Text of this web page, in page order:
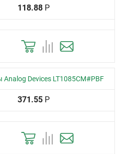
118.88 Р
Devices LT1085CM#PBF
371.55 Р